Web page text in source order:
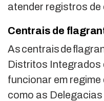
atender registros
Centrais de
As centrais de
Distritos Integrados
funcionar em
como as